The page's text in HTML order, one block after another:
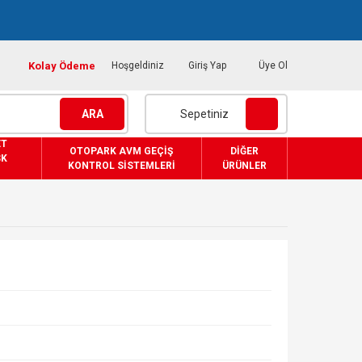
Kolay Ödeme Hoşgeldiniz Giriş Yap Üye Ol
ARA Sepetiniz
OTOPARK AVM GEÇIŞ
KONTROL SISTEMLERI
DIĞER
ÜRÜNLER